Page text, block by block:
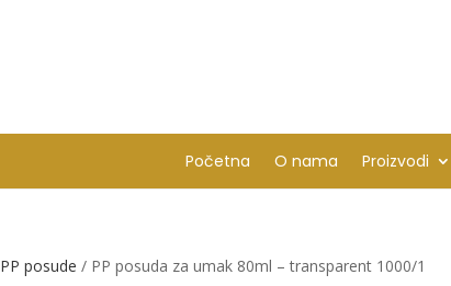
Početna O nama Proizvodi
PP posude / PP posuda za umak 80ml – transparent 1000/1